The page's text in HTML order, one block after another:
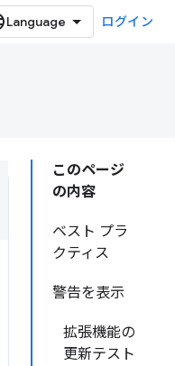
ログイン
このページ
の内容
ベスト プラ
クティス
警告を表示
拡張機能の
更新テスト